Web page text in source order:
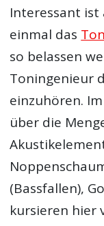
Interessant ist
einmal das
so belassen
Toningenieur
einzuhören.
über die
(Bassfallen),
kursieren hier